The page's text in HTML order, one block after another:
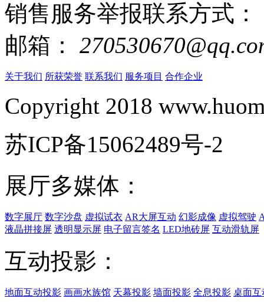
销售服务举报联系方式：
邮箱：
关于我们 所获荣誉 联系我们 服务项目 合作企业
Copyright 2018
苏ICP备15062489号-2
展厅多媒体：
数字展厅 数字沙盘 虚拟试衣 AR大屏互动 幻影成像 虚拟驾驶
液晶拼接屏 透明显示屏 电子留言签名 LED地砖屏 互动滑轨屏
互动投影：
地面互动投影 画画水族馆 天幕投影 墙面投影 全息投影 桌面互